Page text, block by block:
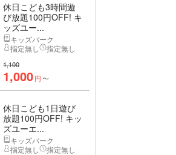
休日こども3時間遊
び放題100円OFF! キ
ッズユー...
キッズパーク
指定無し
指定無し
1,100
1,000円 〜
休日こども1日遊び
放題100円OFF! キッ
ズユーエ...
キッズパーク
指定無し
指定無し